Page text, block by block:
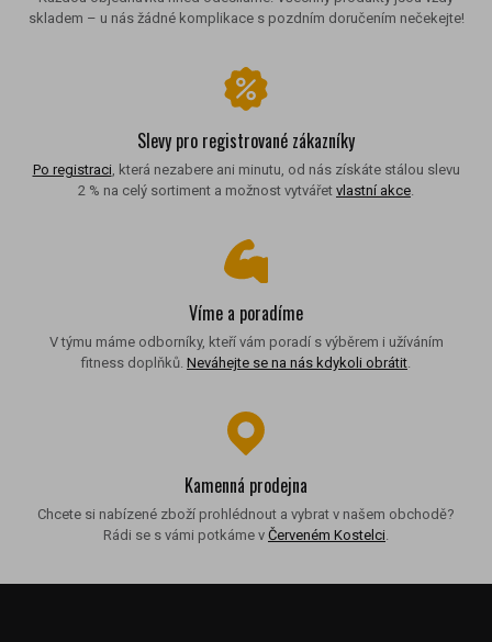
skladem – u nás žádné komplikace s pozdním doručením nečekejte!
Slevy pro registrované zákazníky
Po registraci, která nezabere ani minutu, od nás získáte stálou slevu
2 % na celý sortiment a možnost vytvářet vlastní akce.
Víme a poradíme
V týmu máme odborníky, kteří vám poradí s výběrem i užíváním
fitness doplňků. Neváhejte se na nás kdykoli obrátit.
Kamenná prodejna
Chcete si nabízené zboží prohlédnout a vybrat v našem obchodě?
Rádi se s vámi potkáme v Červeném Kostelci.